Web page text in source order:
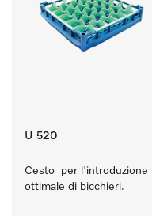
U 520
Cesto  per l'introduzione
ottimale di bicchieri.